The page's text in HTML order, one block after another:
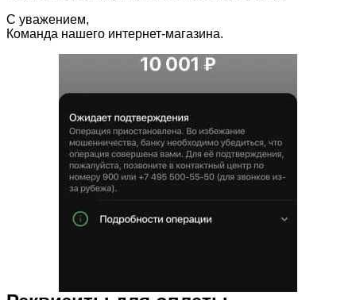
С уважением,
Команда нашего интернет-магазина.